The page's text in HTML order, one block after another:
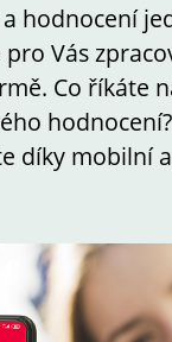
hodnocení
Vás
Co říkáte
hodnocení?
díky mobilní